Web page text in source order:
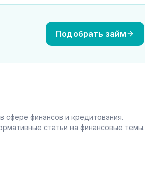
Подобрать займ
финансов и кредитования.
статьи на финансовые темы.